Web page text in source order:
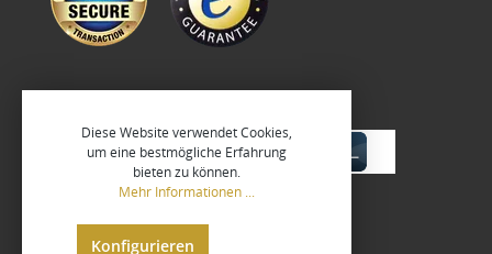
Diese Website verwendet Cookies,
um eine bestmögliche Erfahrung
bieten zu können.
Mehr Informationen ...
Konfigurieren